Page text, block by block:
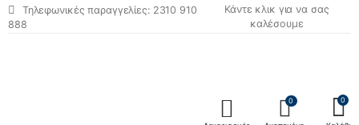
Τηλεφωνικές παραγγελίες: 2310 910
888
Κάντε κλικ για να σας
καλέσουμε
0 0